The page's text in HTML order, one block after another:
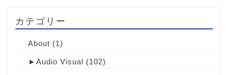
カテゴリー
About (1)
► Audio Visual (102)